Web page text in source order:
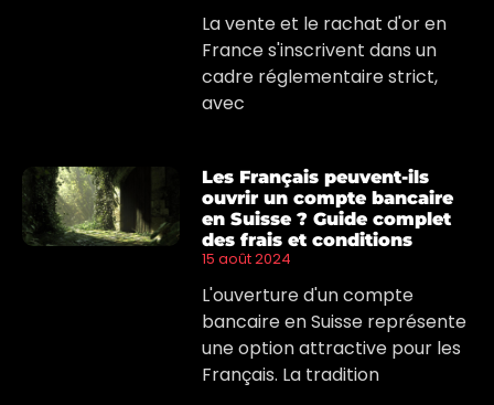
La vente et le rachat d'or en
France s'inscrivent dans un
cadre réglementaire strict,
avec
Les Français peuvent-ils
ouvrir un compte bancaire
en Suisse ? Guide complet
des frais et conditions
15 août 2024
L'ouverture d'un compte
bancaire en Suisse représente
une option attractive pour les
Français. La tradition